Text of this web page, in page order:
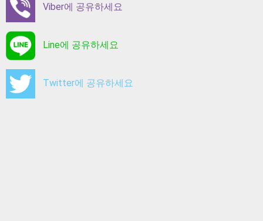
Viber에 공유하세요
Line에 공유하세요
Twitter에 공유하세요